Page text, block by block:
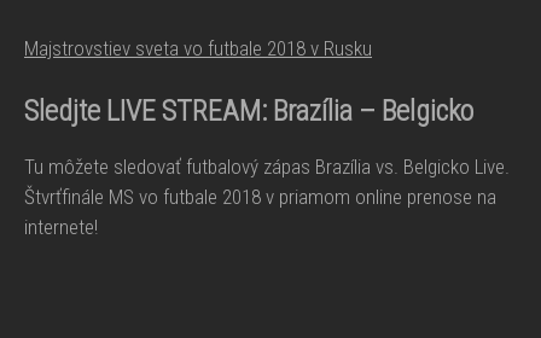
Majstrovstiev sveta vo futbale 2018 v Rusku
Sledjte LIVE STREAM: Brazília – Belgicko
Tu môžete sledovať futbalový zápas Brazília vs. Belgicko Live.
Štvrťfinále MS vo futbale 2018 v priamom online prenose na
internete!